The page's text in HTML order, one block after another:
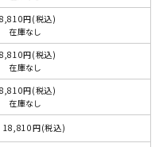
円(税込)
在庫なし
円(税込)
在庫なし
円(税込)
在庫なし
18,810円(税込)